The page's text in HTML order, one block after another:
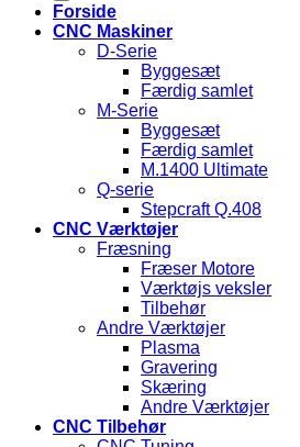
Forside
CNC Maskiner
D-Serie
Byggesæt
Færdig samlet
M-Serie
Byggesæt
Færdig samlet
M.1400 Ultimate
Q-serie
Stepcraft Q.408
CNC Værktøjer
Fræsning
Fræser Motore
Værktøjs veksler
Tilbehør
Andre Værktøjer
Plasma
Gravering
Skæring
Andre Værktøjer
CNC Tilbehør